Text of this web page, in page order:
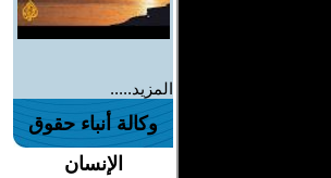
المزيد.....
وكالة أنباء حقوق
الإنسان